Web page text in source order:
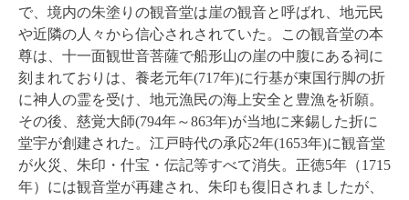
で、境内の朱塗りの観音堂は崖の観音と呼ばれ、地元民
や近隣の人々から信心されされていた。この観音堂の本
尊は、十一面観世音菩薩で船形山の崖の中腹にある祠に
刻まれておりは、養老元年(717年)に行基が東国行脚の折
に神人の霊を受け、地元漁民の海上安全と豊漁を祈願。
その後、慈覚大師(794年～863年)が当地に来錫した折に
堂宇が創建された。江戸時代の承応2年(1653年)に観音堂
が火災、朱印・什宝・伝記等すべて消失。正徳5年（1715
年）には観音堂が再建され、朱印も復旧されましたが、